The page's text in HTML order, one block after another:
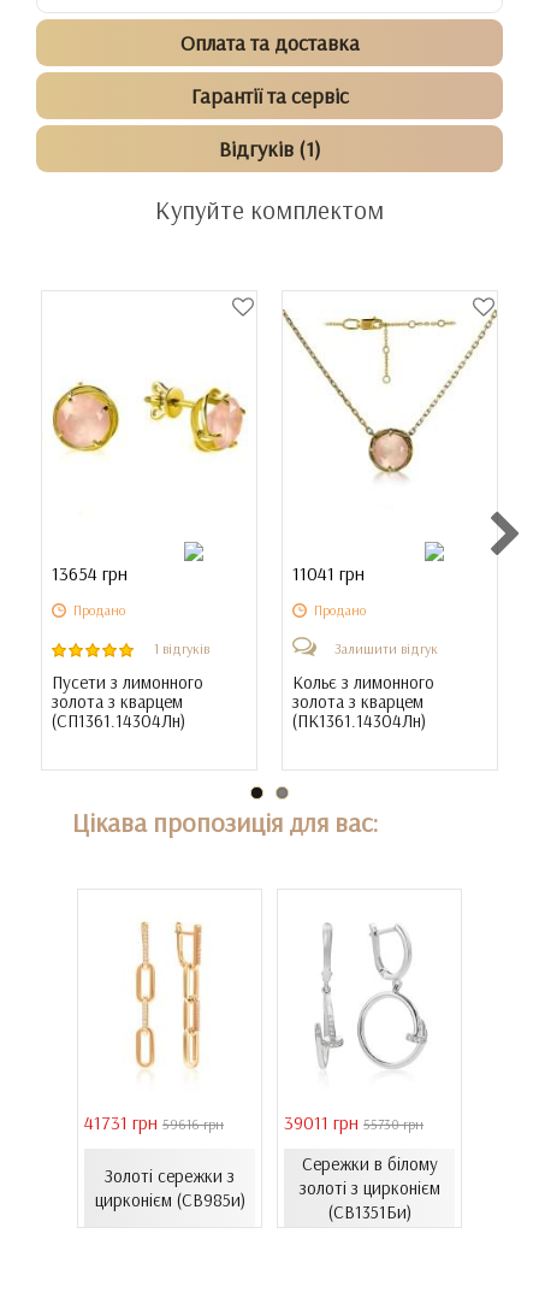
Оплата та доставка
Гарантії та сервіс
Відгуків (1)
Купуйте комплектом
13654 грн
Продано
1 відгуків
Пусети з лимонного
золота з кварцем
(СП1361.14304Лн)
11041 грн
Продано
Залишити відгук
Кольє з лимонного
золота з кварцем
(ПК1361.14304Лн)
Цікава пропозиція для вас:
41731 грн 59616 грн
Золоті сережки з
цирконієм (СВ985и)
39011 грн 55730 грн
Сережки в білому
золоті з цирконієм
(СВ1351Би)